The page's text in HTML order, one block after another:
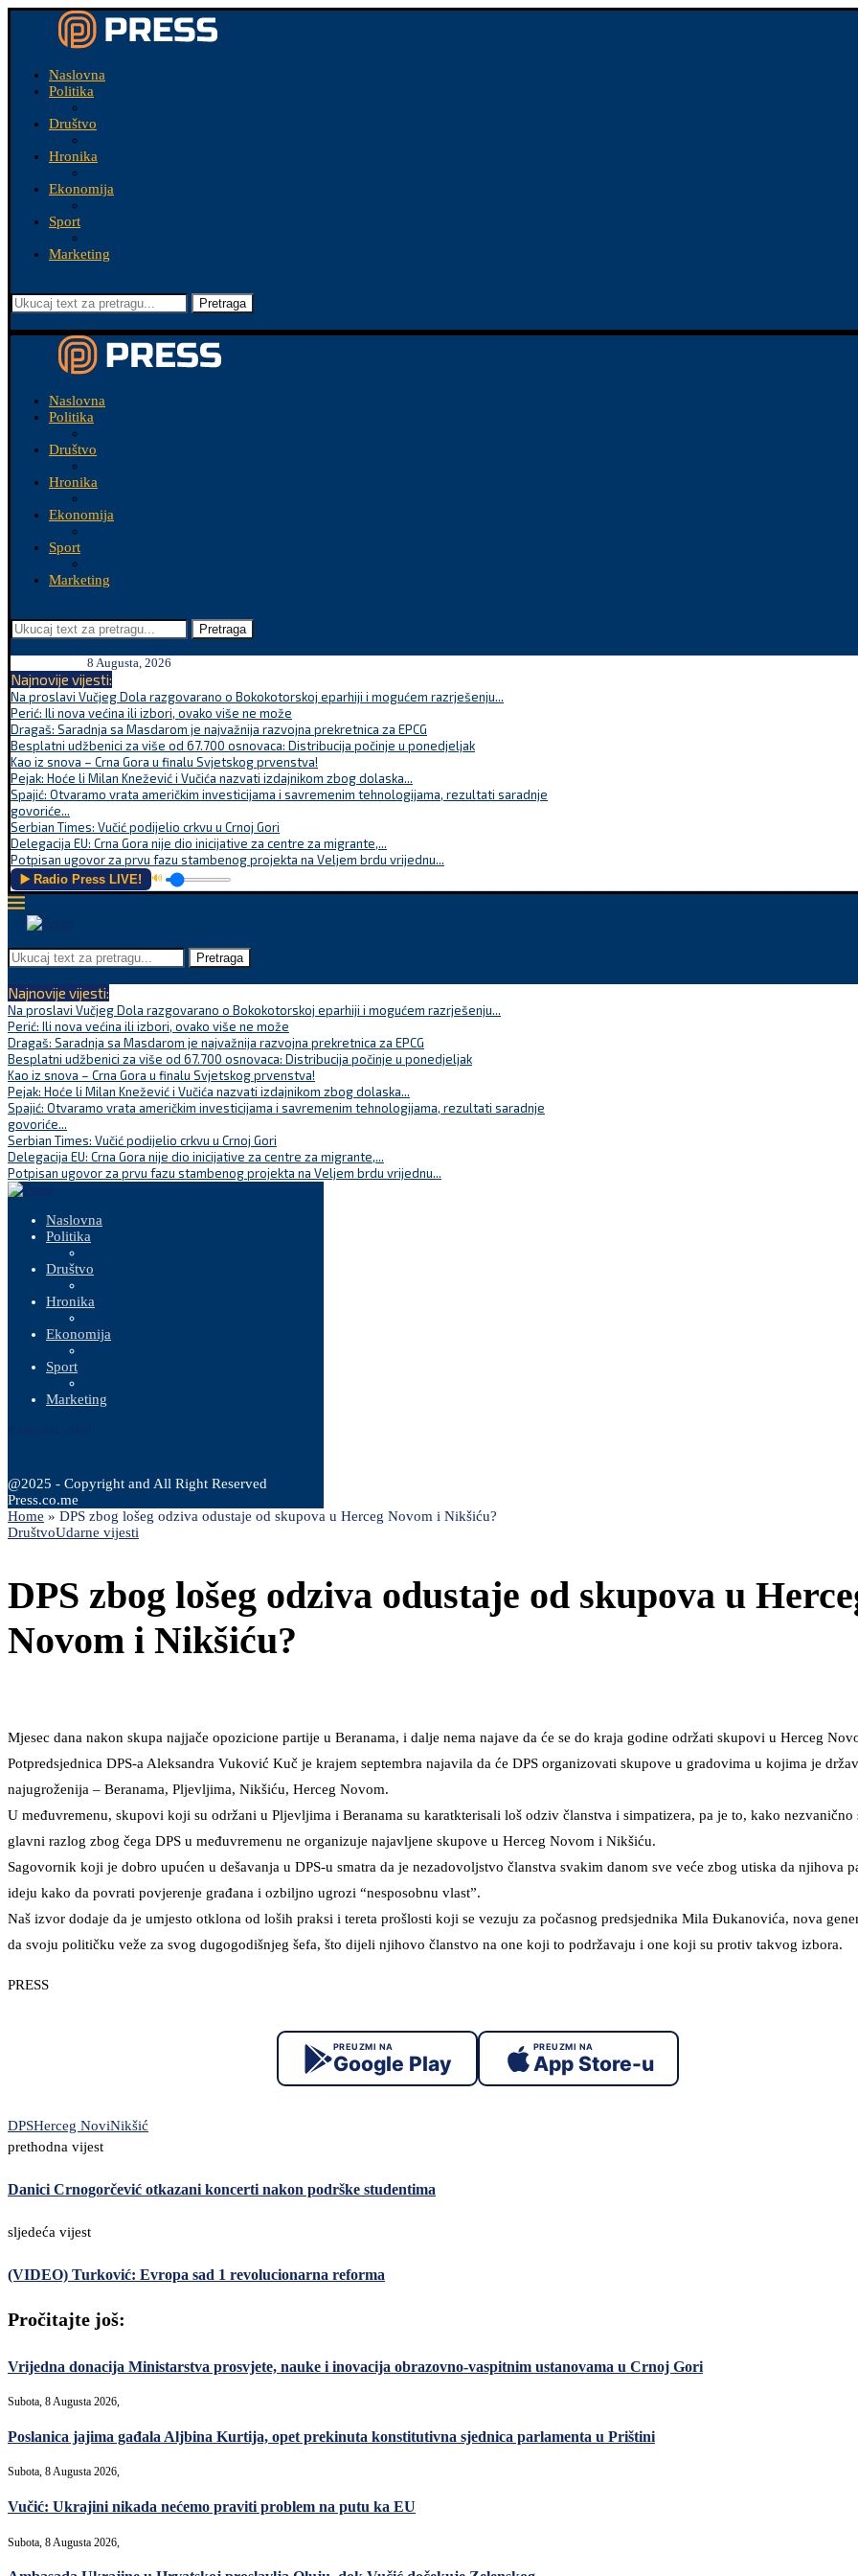
Naslovna
Politika
Društvo
Hronika
Ekonomija
Sport
Marketing
Pretraga
Naslovna
Politika
Društvo
Hronika
Ekonomija
Sport
Marketing
Pretraga
8 Augusta, 2026
Najnovije vijesti:
Na proslavi Vučjeg Dola razgovarano o Bokokotorskoj eparhiji i mogućem razrješenju...
Perić: Ili nova većina ili izbori, ovako više ne može
Dragaš: Saradnja sa Masdarom je najvažnija razvojna prekretnica za EPCG
Besplatni udžbenici za više od 67.700 osnovaca: Distribucija počinje u ponedjeljak
Kao iz snova – Crna Gora u finalu Svjetskog prvenstva!
Pejak: Hoće li Milan Knežević i Vučića nazvati izdajnikom zbog dolaska...
Spajić: Otvaramo vrata američkim investicijama i savremenim tehnologijama, rezultati saradnje
govoriće...
Serbian Times: Vučić podijelio crkvu u Crnoj Gori
Delegacija EU: Crna Gora nije dio inicijative za centre za migrante,...
Potpisan ugovor za prvu fazu stambenog projekta na Veljem brdu vrijednu...
▶️ Radio Press LIVE! 🔊
Pretraga
Najnovije vijesti:
Na proslavi Vučjeg Dola razgovarano o Bokokotorskoj eparhiji i mogućem razrješenju...
Perić: Ili nova većina ili izbori, ovako više ne može
Dragaš: Saradnja sa Masdarom je najvažnija razvojna prekretnica za EPCG
Besplatni udžbenici za više od 67.700 osnovaca: Distribucija počinje u ponedjeljak
Kao iz snova – Crna Gora u finalu Svjetskog prvenstva!
Pejak: Hoće li Milan Knežević i Vučića nazvati izdajnikom zbog dolaska...
Spajić: Otvaramo vrata američkim investicijama i savremenim tehnologijama, rezultati saradnje
govoriće...
Serbian Times: Vučić podijelio crkvu u Crnoj Gori
Delegacija EU: Crna Gora nije dio inicijative za centre za migrante,...
Potpisan ugovor za prvu fazu stambenog projekta na Veljem brdu vrijednu...
Naslovna
Politika
Društvo
Hronika
Ekonomija
Sport
Marketing
@2025 - Copyright and All Right Reserved
Press.co.me
Home » DPS zbog lošeg odziva odustaje od skupova u Herceg Novom i Nikšiću?
DruštvoUdarne vijesti
DPS zbog lošeg odziva odustaje od skupova u
Novom i Nikšiću?
Mjesec dana nakon skupa najjače opozicione partije u Beranama, i dalje nema najave da će se do kraja godine održati skupovi u Herceg
Potpredsjednica DPS-a Aleksandra Vuković Kuč je krajem septembra najavila da će DPS organizovati skupove u gradovima u kojima je
najugroženija – Beranama, Pljevljima, Nikšiću, Herceg Novom.
U međuvremenu, skupovi koji su održani u Pljevljima i Beranama su karatkterisali loš odziv članstva i simpatizera, pa je to, kako nezvanično
glavni razlog zbog čega DPS u međuvremenu ne organizuje najavljene skupove u Herceg Novom i Nikšiću.
Sagovornik koji je dobro upućen u dešavanja u DPS-u smatra da je nezadovoljstvo članstva svakim danom sve veće zbog utiska da njihova
ideju kako da povrati povjerenje građana i ozbiljno ugrozi “nesposobnu vlast”.
Naš izvor dodaje da je umjesto otklona od loših praksi i tereta prošlosti koji se vezuju za počasnog predsjednika Mila Đukanovića, nova
da svoju političku veže za svog dugogodišnjeg šefa, što dijeli njihovo članstvo na one koji to podržavaju i one koji su protiv takvog izbora.
PRESS
PREUZMI NA
Google Play
PREUZMI NA
App Store-u
DPSHerceg NoviNikšić
prethodna vijest
Danici Crnogorčević otkazani koncerti nakon podrške studentima
sljedeća vijest
(VIDEO) Turković: Evropa sad 1 revolucionarna reforma
Pročitajte još:
Vrijedna donacija Ministarstva prosvjete, nauke i inovacija obrazovno-vaspitnim ustanovama u Crnoj Gori
Subota, 8 Augusta 2026,
Poslanica jajima gađala Aljbina Kurtija, opet prekinuta konstitutivna sjednica parlamenta u Prištini
Subota, 8 Augusta 2026,
Vučić: Ukrajini nikada nećemo praviti problem na putu ka EU
Subota, 8 Augusta 2026,